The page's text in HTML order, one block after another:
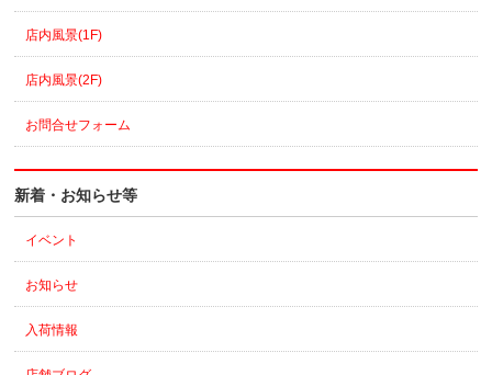
店内風景(1F)
店内風景(2F)
お問合せフォーム
新着・お知らせ等
イベント
お知らせ
入荷情報